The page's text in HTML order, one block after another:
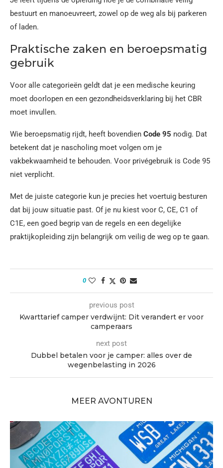
bestuurt en manoeuvreert, zowel op de weg als bij parkeren
of laden.
Praktische zaken en beroepsmatig
gebruik
Voor alle categorieën geldt dat je een medische keuring
moet doorlopen en een gezondheidsverklaring bij het CBR
moet invullen.
Wie beroepsmatig rijdt, heeft bovendien Code 95 nodig. Dat
betekent dat je nascholing moet volgen om je
vakbekwaamheid te behouden. Voor privégebruik is Code 95
niet verplicht.
Met de juiste categorie kun je precies het voertuig besturen
dat bij jouw situatie past. Of je nu kiest voor C, CE, C1 of
C1E, een goed begrip van de regels en een degelijke
praktijkopleiding zijn belangrijk om veilig de weg op te gaan.
0
previous post
Kwarttarief camper verdwijnt: Dit verandert er voor
camperaars
next post
Dubbel betalen voor je camper: alles over de
wegenbelasting in 2026
MEER AVONTUREN